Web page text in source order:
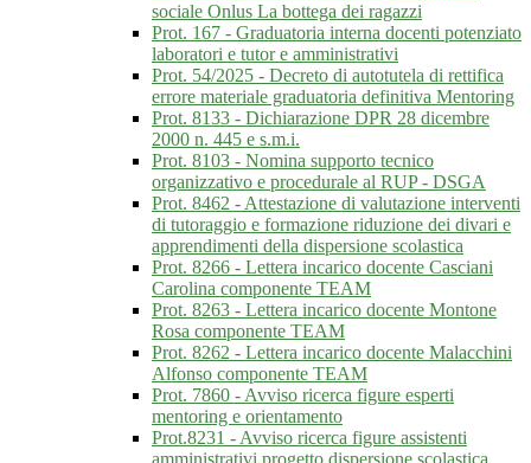
sociale Onlus La bottega dei ragazzi
Prot. 167 - Graduatoria interna docenti potenziato
laboratori e tutor e amministrativi
Prot. 54/2025 - Decreto di autotutela di rettifica
errore materiale graduatoria definitiva Mentoring
Prot. 8133 - Dichiarazione DPR 28 dicembre
2000 n. 445 e s.m.i.
Prot. 8103 - Nomina supporto tecnico
organizzativo e procedurale al RUP - DSGA
Prot. 8462 - Attestazione di valutazione interventi
di tutoraggio e formazione riduzione dei divari e
apprendimenti della dispersione scolastica
Prot. 8266 - Lettera incarico docente Casciani
Carolina componente TEAM
Prot. 8263 - Lettera incarico docente Montone
Rosa componente TEAM
Prot. 8262 - Lettera incarico docente Malacchini
Alfonso componente TEAM
Prot. 7860 - Avviso ricerca figure esperti
mentoring e orientamento
Prot.8231 - Avviso ricerca figure assistenti